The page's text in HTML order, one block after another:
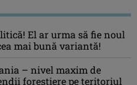
El ar urma să fie noul
mai bună variantă!
– nivel maxim de
forestiere pe teritoriul